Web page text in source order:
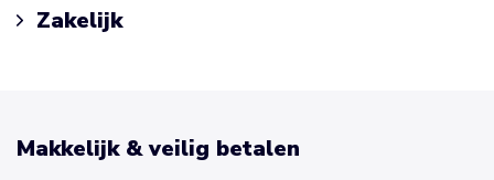
Zakelijk
Makkelijk & veilig betalen